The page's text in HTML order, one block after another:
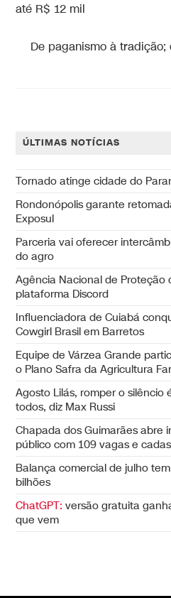
até R$ 12 mil
De paganismo à
ÚLTIMAS NOTÍCIAS
Tornado atinge cidade do
Rondonópolis garante
Exposul
Parceria vai oferecer
do agro
Agência Nacional de Proteção
plataforma Discord
Influenciadora de Cuiabá
Cowgirl Brasil em Barretos
Equipe de Várzea Grande
o Plano Safra da Agricultura
Agosto Lilás, romper o silêncio
todos, diz Max Russi
Chapada dos Guimarães abre
público com 109 vagas e
Balança comercial de julho
bilhões
ChatGPT: versão gratuita
que vem